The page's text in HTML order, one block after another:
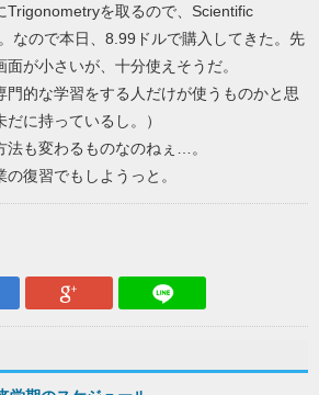
Trigonometryを取るので、Scientific
なので本日、8.99ドルで購入してきた。先
が小さいが、十分使えそうだ。
門的な学習をする人だけが使うものかと思
に持っているし。）
法も変わるものなのねぇ…。
復習でもしようっと。
はてなブックマークGoogle Plus